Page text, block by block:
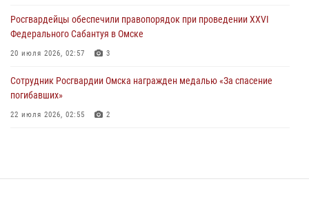
26 июля 2026, 01:40
Росгвардейцы обеcпечили правопорядок при проведении XXVI
Федерального Сабантуя в Омске
20 июля 2026, 02:57 3
Сотрудник Росгвардии Омска награжден медалью «За спасение
погибавших»
22 июля 2026, 02:55 2